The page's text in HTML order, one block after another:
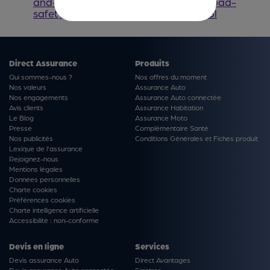
safety-film-international-walk-school
Direct Assurance
Qui sommes-nous ?
Nos valeurs
Nos engagements
Avis clients
Le Blog
Presse
Nos publicités
Lexique de l'assurance
Rejoignez-nous
Mentions légales
Données personnelles
Charte cookies
Préférences cookies
Charte intelligence artificielle
Accessibilité : non-conforme
Produits
Nos offres du moment
Assurance Auto
Assurance Auto connectée
Assurance Habitation
Assurance Moto
Complémentaire Santé
Conditions Générales et Fiches produit
Devis en ligne
Devis assurance Auto
Services
Direct Avantages